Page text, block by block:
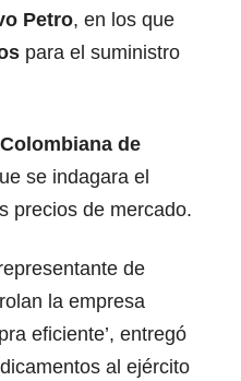
Petro, en los que
para el suministro
Colombiana de
se indagara el
precios de mercado.
de
la empresa
eficiente’, entregó
al ejército